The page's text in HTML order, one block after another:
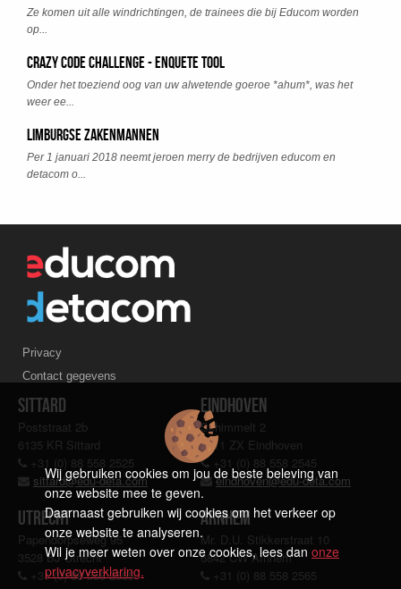
Ze komen uit alle windrichtingen, de trainees die bij Educom worden
op...
Crazy Code Challenge - Enquete Tool
Onder het toeziend oog van uw alwetende goeroe *ahum*, was het
weer ee...
Limburgse zakenmannen
Per 1 januari 2018 neemt jeroen merry de bedrijven educom en
detacom o...
Privacy
Contact gegevens
Sittard
Poststraat 2b
6135 KR Sittard
+31 (0) 88 558 2525
sittard@edu-deta.com
Eindhoven
Schimmelt 2
5611 ZX Eindhoven
+31 (0) 88 558 2545
eindhoven@edu-deta.com
Utrecht
Papendorpseweg 95
3528 BJ Utrecht
+31 (0) 88 558 2555
Arnhem
Mr. D.U. Stikkerstraat 10
6842 CW Arnhem
+31 (0) 88 558 2565
Wij gebruiken cookies om jou de beste beleving van
onze website mee te geven.
Daarnaast gebruiken wij cookies om het verkeer op
onze website te analyseren.
Wil je meer weten over onze cookies, lees dan onze
privacyverklaring.